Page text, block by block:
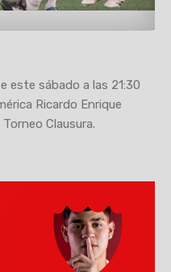
este sábado a las 21:30
Ricardo Enrique
Clausura.